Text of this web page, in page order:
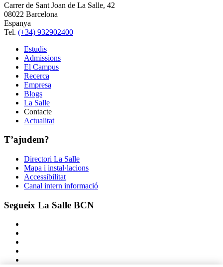
Carrer de Sant Joan de La Salle, 42
08022 Barcelona
Espanya
Tel. (+34) 932902400
Estudis
Admissions
El Campus
Recerca
Empresa
Blogs
La Salle
Contacte
Actualitat
T’ajudem?
Directori La Salle
Mapa i instal·lacions
Accessibilitat
Canal intern informació
Segueix La Salle BCN